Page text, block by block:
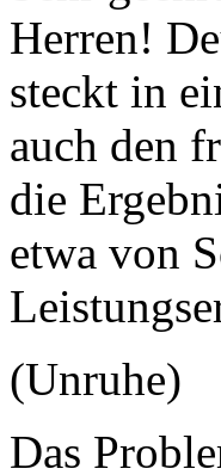
Herren!
steckt in
auch den
die
etwa von
(Unruhe)
Das